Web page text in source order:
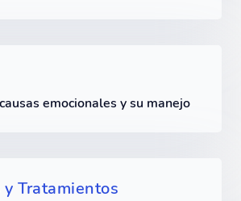
emocionales y su manejo
Tratamientos